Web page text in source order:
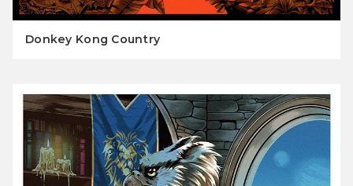
Donkey Kong Country